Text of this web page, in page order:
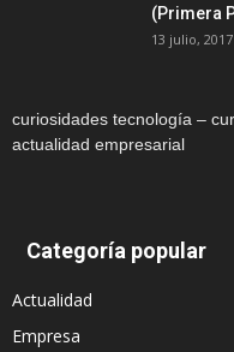
(Primera
13 julio, 2017
curiosidades tecnología –
actualidad empresarial
Categoría popular
Actualidad
Empresa